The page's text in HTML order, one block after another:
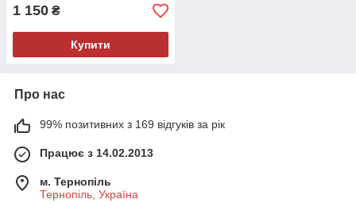
1 150 ₴
Купити
Про нас
99% позитивних з 169 відгуків за рік
Працює з 14.02.2013
м. Тернопіль
Тернопіль, Україна